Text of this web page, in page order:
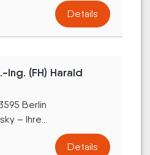
Details
(FH) Harald
Berlin
– Ihre...
Details